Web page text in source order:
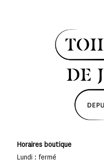
Horaires boutique
Lundi : fermé